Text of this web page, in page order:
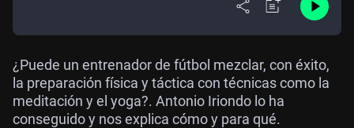
¿Puede un entrenador de fútbol mezclar, con éxito,
la preparación física y táctica con técnicas como la
meditación y el yoga?. Antonio Iriondo lo ha
conseguido y nos explica cómo y para qué.